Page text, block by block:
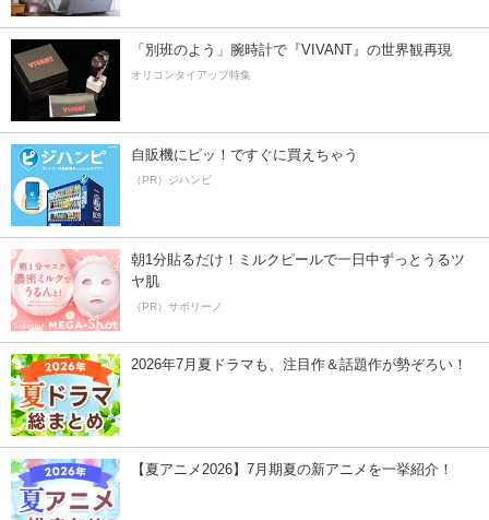
「別班のよう」腕時計で『VIVANT』の世界観再現
オリコンタイアップ特集
自販機にピッ！ですぐに買えちゃう
（PR）ジハンピ
朝1分貼るだけ！ミルクピールで一日中ずっとうるツ
ヤ肌
（PR）サボリーノ
2026年7月夏ドラマも、注目作＆話題作が勢ぞろい！
【夏アニメ2026】7月期夏の新アニメを一挙紹介！